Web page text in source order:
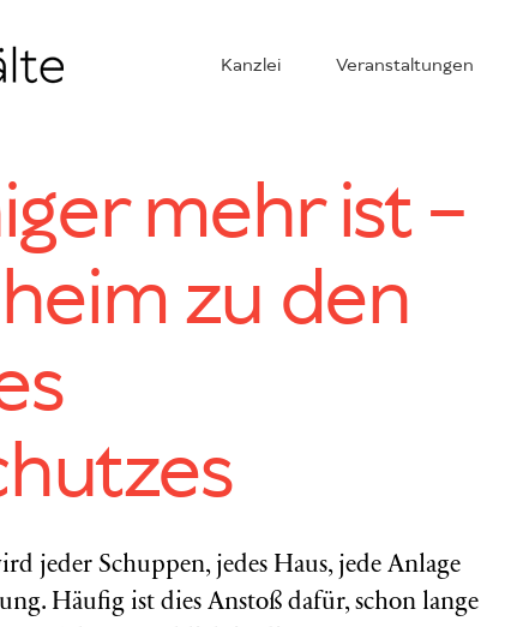
Kanzlei Veranstaltungen
mehr ist –
zu den
jeder Schuppen, jedes Haus, jede Anlage
Häufig ist dies Anstoß dafür, schon lange